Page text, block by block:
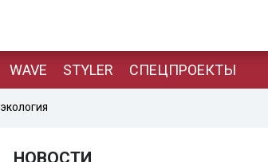
WAVE STYLER СПЕЦПРОЕКТЫ
ЭКОЛОГИЯ
НОВОСТИ